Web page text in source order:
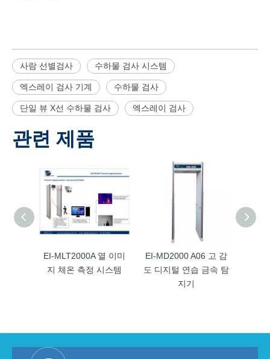
사람 선별검사 수하물 검사 시스템
엑스레이 검사 기계 수하물 검사
단일 뷰 X선 수하물 검사 엑스레이 검사
관련 제품
EI-MLT2000A 열 이미
지 체온 측정 시스템
EI-MD2000 A06 고 감
도 디지털 연습 금속 탐
지기